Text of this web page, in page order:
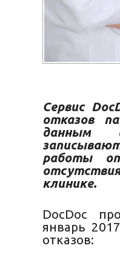
Сервис
отказов
данным
работы
клинике.
DocDoc
январь
отказов: